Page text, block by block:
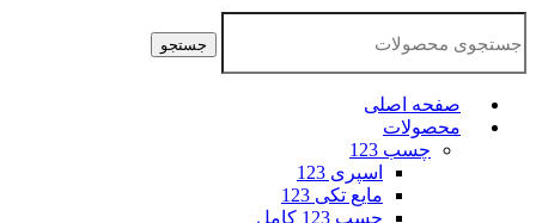
جستجو
صفحه اصلی
محصولات
چسب 123
اسپری 123
مایع تکی 123
چسب 123 کامل